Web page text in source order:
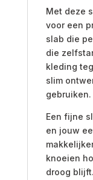
Met deze
voor een
slab die
die
kleding
slim
gebruiken.
Een fijne
en jouw
knoeien
droog blijft.